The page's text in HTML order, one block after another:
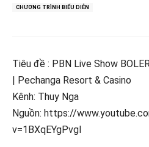
CHƯƠNG TRÌNH BIỂU DIỄN
Tiêu đề : PBN Live Show
| Pechanga Resort & Casino
Kênh: Thuy Nga
Nguồn: https://
v=1BXqEYgPvgI